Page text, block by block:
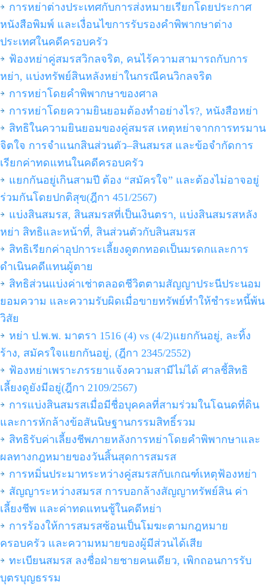
การหย่าต่างประเทศกับการส่งหมายเรียกโดยประกาศ
หนังสือพิมพ์ และเงื่อนไขการรับรองคำพิพากษาต่าง
ประเทศในคดีครอบครัว
ฟ้องหย่าคู่สมรสวิกลจริต, คนไร้ความสามารถกับการ
หย่า, แบ่งทรัพย์สินหลังหย่าในกรณีคนวิกลจริต
การหย่าโดยคำพิพากษาของศาล
การหย่าโดยความยินยอมต้องทำอย่างไร?, หนังสือหย่า
สิทธิในความยินยอมของคู่สมรส เหตุหย่าจากการทรมาน
จิตใจ การจำแนกสินส่วนตัว–สินสมรส และข้อจำกัดการ
เรียกค่าทดแทนในคดีครอบครัว
แยกกันอยู่เกินสามปี ต้อง “สมัครใจ” และต้องไม่อาจอยู่
ร่วมกันโดยปกติสุข(ฎีกา 451/2567)
แบ่งสินสมรส, สินสมรสที่เป็นเงินตรา, แบ่งสินสมรสหลัง
หย่า สิทธิและหน้าที่, สินส่วนตัวกับสินสมรส
สิทธิเรียกค่าอุปการะเลี้ยงดูตกทอดเป็นมรดกและการ
ดำเนินคดีแทนผู้ตาย
สิทธิส่วนแบ่งค่าเช่าตลอดชีวิตตามสัญญาประนีประนอม
ยอมความ และความรับผิดเมื่อขายทรัพย์ทำให้ชำระหนี้พ้น
วิสัย
หย่า ป.พ.พ. มาตรา 1516 (4) vs (4/2)แยกกันอยู่, ละทิ้ง
ร้าง, สมัครใจแยกกันอยู่, (ฎีกา 2345/2552)
ฟ้องหย่าเพราะภรรยาแจ้งความสามีไม่ได้ ศาลชี้สิทธิ
เลี้ยงดูยังมีอยู่(ฎีกา 2109/2567)
การแบ่งสินสมรสเมื่อมีชื่อบุคคลที่สามร่วมในโฉนดที่ดิน
และการหักล้างข้อสันนิษฐานกรรมสิทธิ์รวม
สิทธิรับค่าเลี้ยงชีพภายหลังการหย่าโดยคำพิพากษาและ
ผลทางกฎหมายของวันสิ้นสุดการสมรส
การหมิ่นประมาทระหว่างคู่สมรสกับเกณฑ์เหตุฟ้องหย่า
สัญญาระหว่างสมรส การบอกล้างสัญญาทรัพย์สิน ค่า
เลี้ยงชีพ และค่าทดแทนชู้ในคดีหย่า
การร้องให้การสมรสซ้อนเป็นโมฆะตามกฎหมาย
ครอบครัว และความหมายของผู้มีส่วนได้เสีย
ทะเบียนสมรส ลงชื่อฝ่ายชายคนเดียว, เพิกถอนการรับ
บุตรบุญธรรม